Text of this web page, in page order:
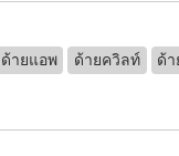
ด้ายแอพ ด้ายควิลท์ ด้า